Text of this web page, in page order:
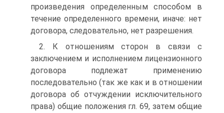
произведения определенным способом в
течение определенного времени, иначе: нет
договора, следовательно, нет разрешения.
2. К отношениям сторон в связи с
заключением и исполнением лицензионного
договора подлежат применению
последовательно (так же как и в отношении
договора об отчуждении исключительного
права) общие положения гл. 69, затем общие